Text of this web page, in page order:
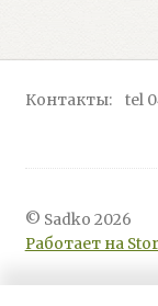
Контакты: tel
© Sadko 2026
Работает на